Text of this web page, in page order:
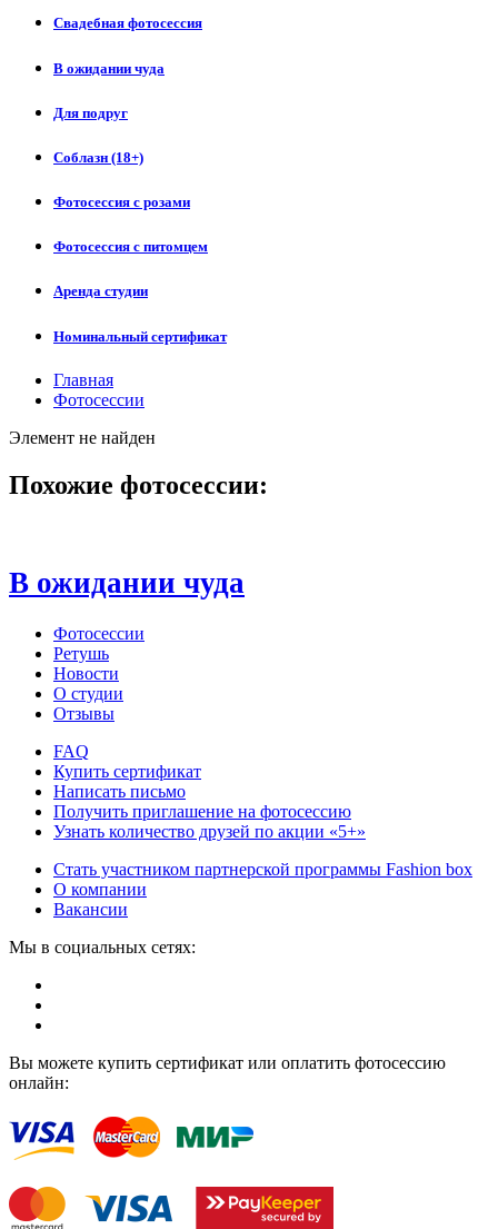
Свадебная фотосессия
В ожидании чуда
Для подруг
Соблазн (18+)
Фотосессия с розами
Фотосессия с питомцем
Аренда студии
Номинальный сертификат
Главная
Фотосессии
Элемент не найден
Похожие фотосессии:
В ожидании чуда
Фотосессии
Ретушь
Новости
О студии
Отзывы
FAQ
Купить сертификат
Написать письмо
Получить приглашение на фотосессию
Узнать количество друзей по акции «5+»
Стать участником партнерской программы Fashion box
О компании
Вакансии
Мы в социальных сетях:
Вы можете купить сертификат или оплатить фотосессию
онлайн: